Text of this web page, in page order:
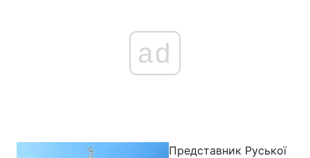
ad
Представник Руської